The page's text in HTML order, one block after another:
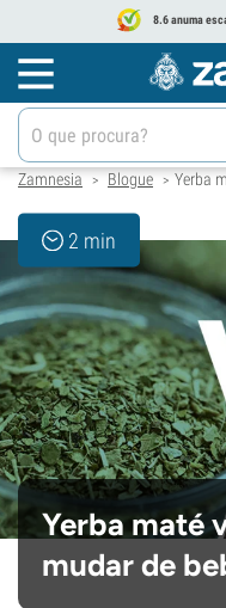
8.6 anuma
Zamnesia > Blogue > Yerba
2 min
Yerba maté
mudar de